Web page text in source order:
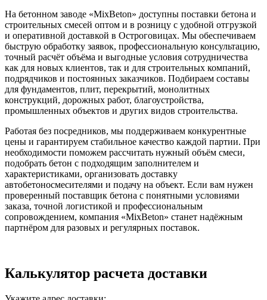
На бетонном заводе «MixBeton» доступны поставки бетона и
строительных смесей оптом и в розницу с удобной отгрузкой
и оперативной доставкой в Остроговицах. Мы обеспечиваем
быструю обработку заявок, профессиональную консультацию,
точный расчёт объёма и выгодные условия сотрудничества
как для новых клиентов, так и для строительных компаний,
подрядчиков и постоянных заказчиков. Подбираем составы
для фундаментов, плит, перекрытий, монолитных
конструкций, дорожных работ, благоустройства,
промышленных объектов и других видов строительства.
Работая без посредников, мы поддерживаем конкурентные
цены и гарантируем стабильное качество каждой партии. При
необходимости поможем рассчитать нужный объём смеси,
подобрать бетон с подходящим заполнителем и
характеристиками, организовать доставку
автобетоносмесителями и подачу на объект. Если вам нужен
проверенный поставщик бетона с понятными условиями
заказа, точной логистикой и профессиональным
сопровождением, компания «MixBeton» станет надёжным
партнёром для разовых и регулярных поставок.
Калькулятор расчета доставки